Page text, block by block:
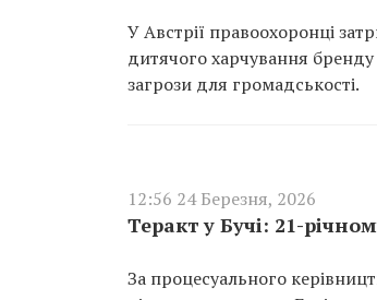
У Австрії правоохоронці
дитячого харчування
загрози для громадськості.
12:56 24 Березня, 2026
Теракт у Бучі: 21-
За процесуального